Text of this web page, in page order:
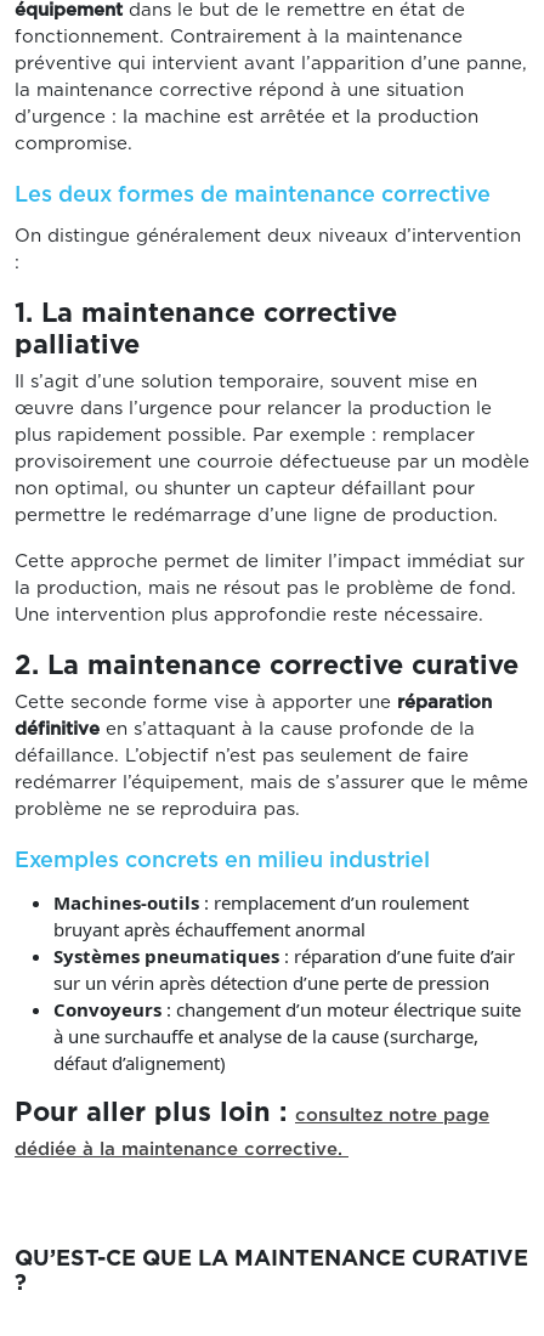
équipement dans le but de le remettre en état de
fonctionnement. Contrairement à la maintenance
préventive qui intervient avant l’apparition d’une panne,
la maintenance corrective répond à une situation
d’urgence : la machine est arrêtée et la production
compromise.
Les deux formes de maintenance corrective
On distingue généralement deux niveaux d’intervention
:
1. La maintenance corrective
palliative
Il s’agit d’une solution temporaire, souvent mise en
œuvre dans l’urgence pour relancer la production le
plus rapidement possible. Par exemple : remplacer
provisoirement une courroie défectueuse par un modèle
non optimal, ou shunter un capteur défaillant pour
permettre le redémarrage d’une ligne de production.
Cette approche permet de limiter l’impact immédiat sur
la production, mais ne résout pas le problème de fond.
Une intervention plus approfondie reste nécessaire.
2. La maintenance corrective curative
Cette seconde forme vise à apporter une réparation
définitive en s’attaquant à la cause profonde de la
défaillance. L’objectif n’est pas seulement de faire
redémarrer l’équipement, mais de s’assurer que le même
problème ne se reproduira pas.
Exemples concrets en milieu industriel
Machines-outils : remplacement d’un roulement
bruyant après échauffement anormal
Systèmes pneumatiques : réparation d’une fuite d’air
sur un vérin après détection d’une perte de pression
Convoyeurs : changement d’un moteur électrique suite
à une surchauffe et analyse de la cause (surcharge,
défaut d’alignement)
Pour aller plus loin : consultez notre page
dédiée à la maintenance corrective.
QU’EST-CE QUE LA MAINTENANCE CURATIVE
?